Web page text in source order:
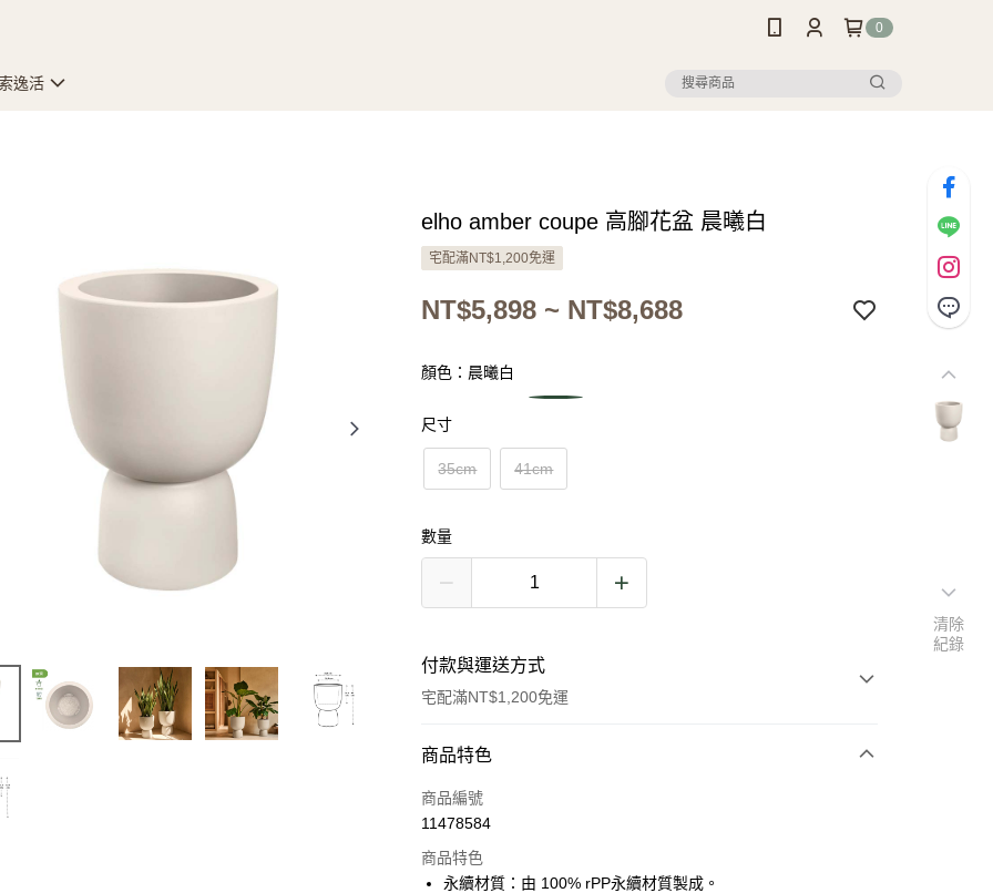
0
逸活
elho amber coupe 高腳花盆 晨曦白
宅配滿NT$1,200免運
NT$5,898 ~ NT$8,688
顏色：晨曦白
尺寸
35cm 41cm
數量
付款與運送方式
宅配滿NT$1,200免運
付款方式
信用卡一次付款
Apple Pay
商品特色
商品編號
11478584
商品特色
永續材質：由 100% rPP永續材質製成。
清除
紀錄